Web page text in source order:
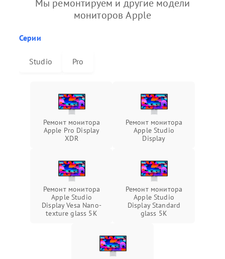
Мы ремонтируем и другие модели
мониторов Apple
Серии
Studio Pro
Ремонт монитора
Apple Pro Display
XDR
Ремонт монитора
Apple Studio
Display
Ремонт монитора
Apple Studio
Display Vesa Nano-
texture glass 5К
Ремонт монитора
Apple Studio
Display Standard
glass 5К